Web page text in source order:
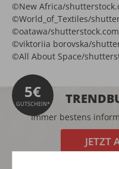
©New Africa/
©World_of_Textiles/
©oatawa/shutterstock.com
©viktoriia borovska/
©All About Space/
5€
GUTSCHEIN*
Immer bestens
JETZT